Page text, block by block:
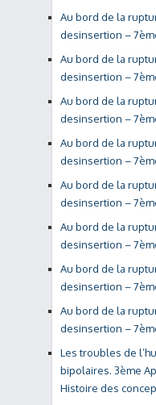
Au bord de la
desinsertion –
Au bord de la
desinsertion –
Au bord de la
desinsertion –
Au bord de la
desinsertion –
Au bord de la
desinsertion –
Au bord de la
desinsertion –
Au bord de la
desinsertion –
Au bord de la
desinsertion –
Les troubles de
bipolaires. 3ème
Histoire des